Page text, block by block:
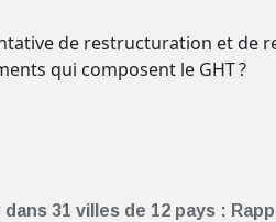
de restructuration et de
qui composent le GHT ?
31 villes de 12 pays :